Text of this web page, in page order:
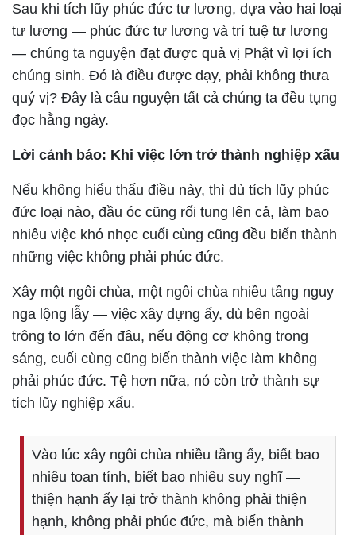
Sau khi tích lũy phúc đức tư lương, dựa vào hai loại
tư lương — phúc đức tư lương và trí tuệ tư lương
— chúng ta nguyện đạt được quả vị Phật vì lợi ích
chúng sinh. Đó là điều được dạy, phải không thưa
quý vị? Đây là câu nguyện tất cả chúng ta đều tụng
đọc hằng ngày.
Lời cảnh báo: Khi việc lớn trở thành nghiệp xấu
Nếu không hiểu thấu điều này, thì dù tích lũy phúc
đức loại nào, đầu óc cũng rối tung lên cả, làm bao
nhiêu việc khó nhọc cuối cùng cũng đều biến thành
những việc không phải phúc đức.
Xây một ngôi chùa, một ngôi chùa nhiều tầng nguy
nga lộng lẫy — việc xây dựng ấy, dù bên ngoài
trông to lớn đến đâu, nếu động cơ không trong
sáng, cuối cùng cũng biến thành việc làm không
phải phúc đức. Tệ hơn nữa, nó còn trở thành sự
tích lũy nghiệp xấu.
Vào lúc xây ngôi chùa nhiều tầng ấy, biết bao
nhiêu toan tính, biết bao nhiêu suy nghĩ —
thiện hạnh ấy lại trở thành không phải thiện
hạnh, không phải phúc đức, mà biến thành